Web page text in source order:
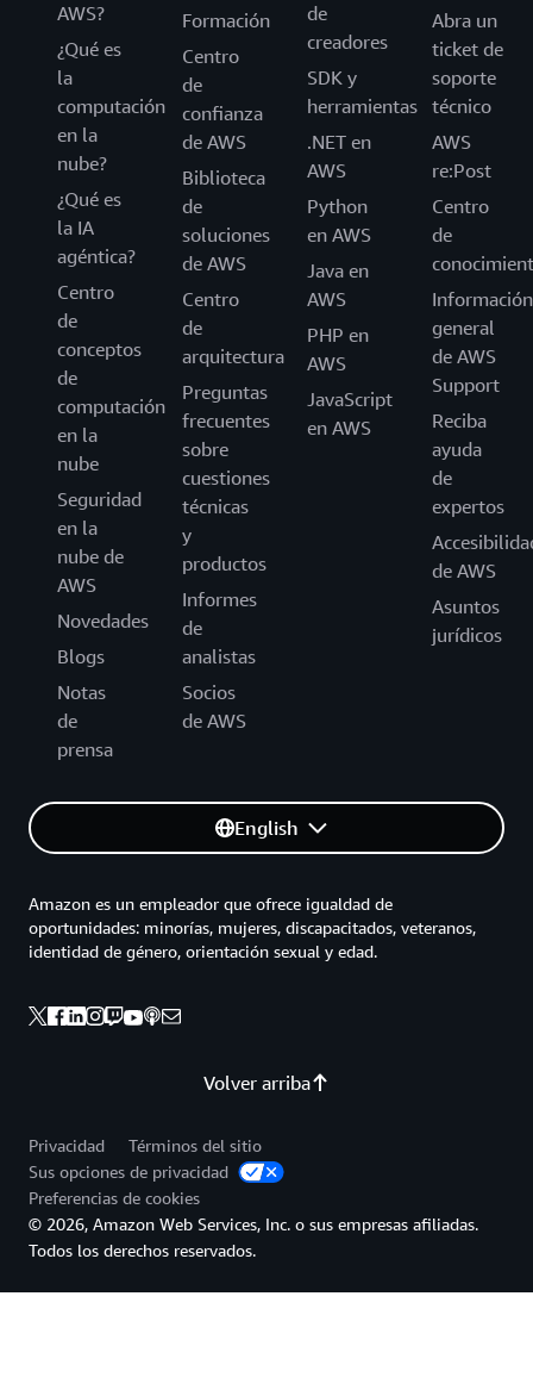
AWS?
¿Qué es
la
computación
en la
nube?
¿Qué es
la IA
agéntica?
Centro
de
conceptos
de
computación
en la
nube
Seguridad
en la
nube de
AWS
Novedades
Blogs
Notas
de
prensa
Formación
Centro
de
confianza
de AWS
Biblioteca
de
soluciones
de AWS
Centro
de
arquitectura
Preguntas
frecuentes
sobre
cuestiones
técnicas
y
productos
Informes
de
analistas
Socios
de AWS
de
creadores
SDK y
herramientas
.NET en
AWS
Python
en AWS
Java en
AWS
PHP en
AWS
JavaScript
en AWS
Abra un
ticket de
soporte
técnico
AWS
re:Post
Centro
de
Información
general
de AWS
Support
Reciba
ayuda
de
expertos
de AWS
Asuntos
jurídicos
English
Volver arriba
Amazon es un empleador que ofrece igualdad de
oportunidades: minorías, mujeres, discapacitados, veteranos,
identidad de género, orientación sexual y edad.
Privacidad
Términos del sitio
Sus opciones de privacidad
Preferencias de cookies
© 2026, Amazon Web Services, Inc. o sus empresas afiliadas.
Todos los derechos reservados.